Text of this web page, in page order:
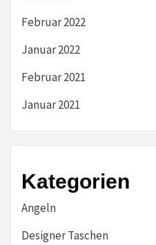
Februar 2022
Januar 2022
Februar 2021
Januar 2021
Kategorien
Angeln
Designer Taschen